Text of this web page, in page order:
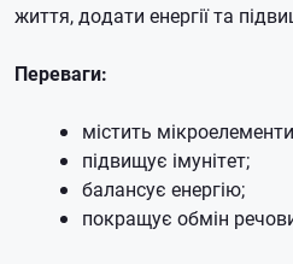
життя, додати енергії та
Переваги:
містить
підвищує імунітет;
балансує енергію;
покращує обмін